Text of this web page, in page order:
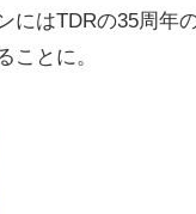
にはTDRの35周年
ことに。